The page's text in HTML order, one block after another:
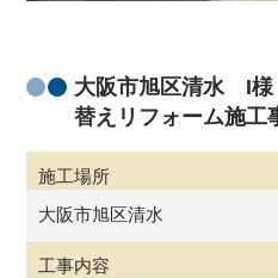
大阪市旭区清水 I
替えリフォーム施
施工場所
大阪市旭区清水
工事内容